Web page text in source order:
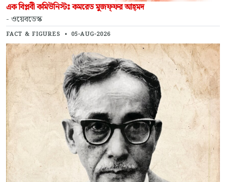
এক বিপ্লবী কমিউনিস্টঃ কমরেড মুজফ্‌ফর আহ্‌মদ
- ওয়েবডেস্ক
FACT & FIGURES • 05-AUG-2026